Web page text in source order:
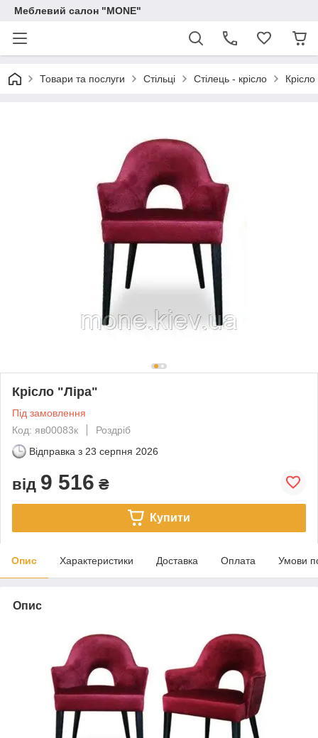
Меблевий салон "MONE"
Товари та послуги Стільці Стілець - крісло
Крісло "Ліра"
Під замовлення
Код: яв00083к
Роздріб
Відправка з 23 серпня 2026
від 9 516 ₴
Купити
Опис Характеристики Доставка Оплата Умови
Опис